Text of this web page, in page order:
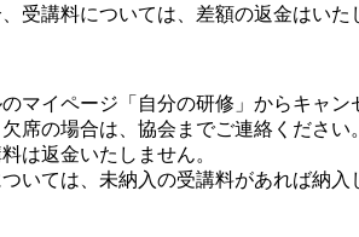
受講料については、差額の返金はいた
マイページ「自分の研修」からキャン
席の場合は、協会までご連絡ください。
は返金いたしません。
いては、未納入の受講料があれば納入